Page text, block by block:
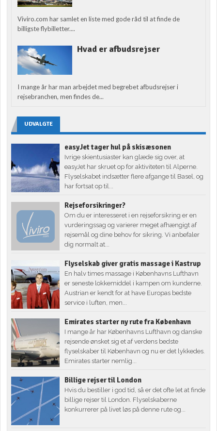
Viviro.com har samlet en liste med gode råd til at finde de
billigste flybilletter....
Hvad er afbudsrejser
I mange år har man arbejdet med begrebet afbudsrejser i
rejsebranchen, men findes de...
UDVALGTE
easyJet tager hul på skisæsonen
Ivrige skientusiaster kan glæde sig over, at
easyJet har skruet op for aktiviteten til Alperne.
Flyselskabet indsætter flere afgange til Basel, og
har fortsat op til...
Rejseforsikringer?
Om du er interesseret i en rejseforsikring er en
vurderingssag og varierer meget afhængigt af
rejsemål og dine behov for sikring. Vi anbefaler
dig normalt at...
Flyselskab giver gratis massage i Kastrup
En halv times massage i Københavns Lufthavn
er seneste lokkemiddel i kampen om kunderne.
Austrian er kendt for at have Europas bedste
service i luften, men...
Emirates starter ny rute fra København
I mange år har Københavns Lufthavn og danske
rejsende ønsket sig et af verdens bedste
flyselskaber til København og nu er det lykkedes.
Emirates starter nemlig...
Billige rejser til London
Hvis du bestiller i god tid, så er det ofte let at finde
billige rejser til London. Flyselskaberne
konkurrerer på livet løs på denne rute og...